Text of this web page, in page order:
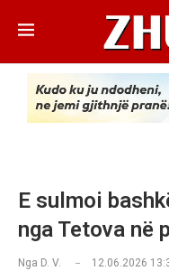
E sulmoi
nga Tetova në
Nga D. V. 12.06.2026